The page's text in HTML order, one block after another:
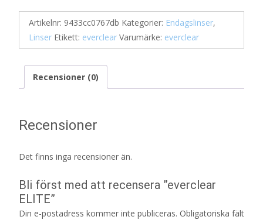
Artikelnr: 9433cc0767db Kategorier: Endagslinser,
Linser Etikett: everclear Varumärke: everclear
Recensioner (0)
Recensioner
Det finns inga recensioner än.
Bli först med att recensera ”everclear
ELITE”
Din e-postadress kommer inte publiceras. Obligatoriska fält